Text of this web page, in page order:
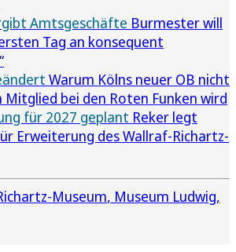
Amtsgeschäfte Burmester will
Tag an konsequent
Warum Kölns neuer OB nicht
bei den Roten Funken wird
für 2027 geplant Reker legt
Erweiterung des Wallraf-Richartz-
Museum Museum Ludwig